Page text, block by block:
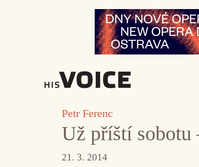
Petr Ferenc
Už příští sobotu
21. 3. 2014